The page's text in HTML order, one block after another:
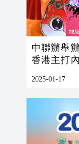
中聯辦舉
香港主打
2025-01-17